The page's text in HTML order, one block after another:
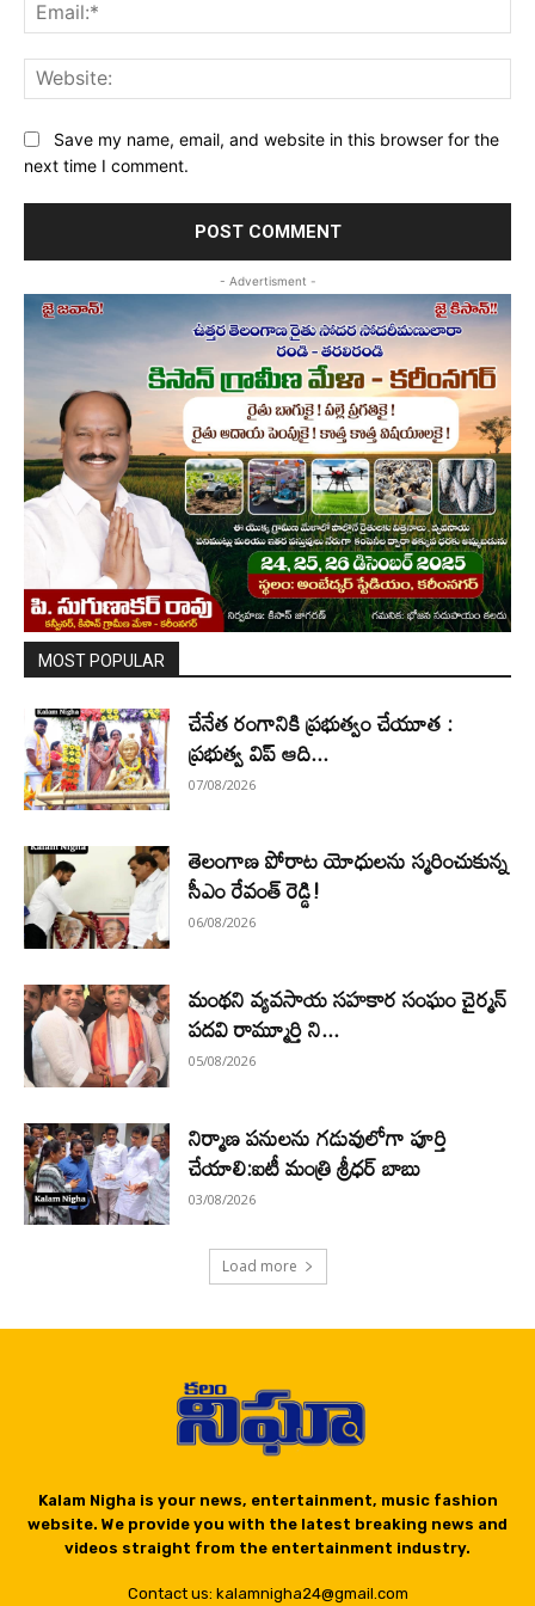
Save my name, email, and website in this browser for the
next time I comment.
- Advertisment -
MOST POPULAR
చేనేత రంగానికి ప్రభుత్వం చేయూత :
ప్రభుత్వ విప్ ఆది...
07/08/2026
తెలంగాణ పోరాట యోధులను స్మరించుకున్న
సీఎం రేవంత్ రెడ్డి!
06/08/2026
మంథని వ్యవసాయ సహకార సంఘం చైర్మన్
పదవి రామ్మూర్తి ని...
05/08/2026
నిర్మాణ పనులను గడువులోగా పూర్తి
చేయాలి:ఐటీ మంత్రి శ్రీధర్ బాబు
03/08/2026
Load more
Kalam Nigha is your news, entertainment, music fashion
website. We provide you with the latest breaking news and
videos straight from the entertainment industry.
Contact us: kalamnigha24@gmail.com